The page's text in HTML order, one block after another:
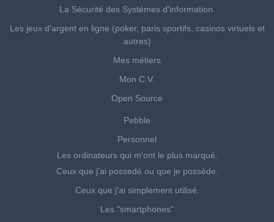
La Sécurité des Systèmes d'information.
Les jeux d'argent en ligne (poker, paris sportifs, casinos virtuels et
autres)
Mes métiers
Mon C.V.
Open Source
Pebble
Personnel
Les ordinateurs qui m'ont le plus marqué.
Ceux que j'ai possedé ou que je possède.
Ceux que j'ai simplement utilisé.
Les "smartphones"